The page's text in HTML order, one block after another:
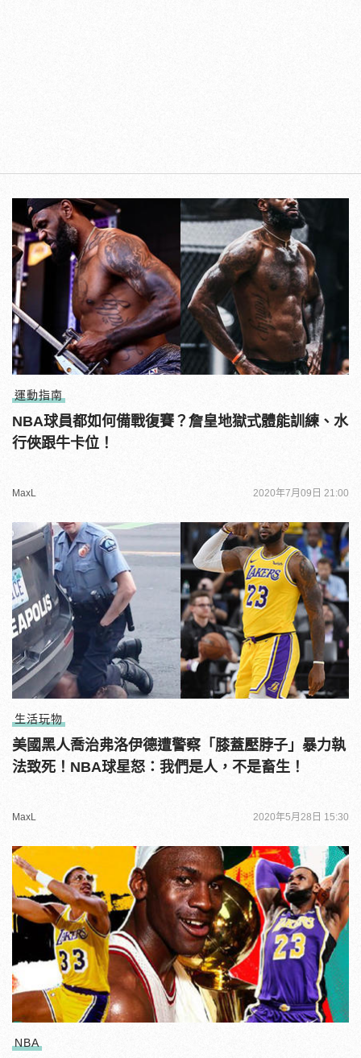
運動指南
NBA球員都如何備戰復賽？詹皇地獄式體能訓練、水
行俠跟牛卡位！
MaxL 2020年7月09日 21:00
生活玩物
美國黑人喬治弗洛伊德遭警察「膝蓋壓脖子」暴力執
法致死！NBA球星怒：我們是人，不是畜生！
MaxL 2020年5月28日 15:30
NBA